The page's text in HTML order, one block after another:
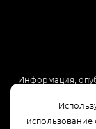
Информация,
офертой или
может